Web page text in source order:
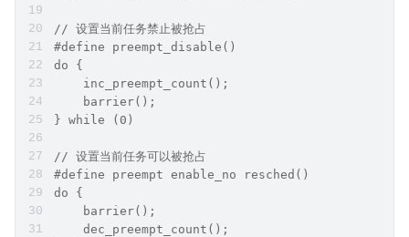
// 设置当前任务禁止被抢占
#define preempt_disable()
do {
    inc_preempt_count();
    barrier();
} while (0)
// 设置当前任务可以被抢占
#define preempt enable_no resched()
do {
    barrier();
    dec_preempt_count();